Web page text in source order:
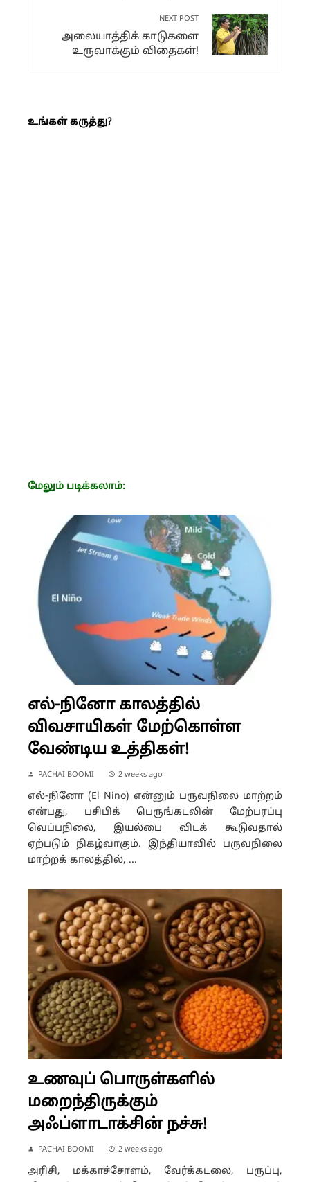
NEXT POST
அலையாத்திக் காடுகளை
உருவாக்கும் விதைகள்!
உங்கள் கருத்து?
மேலும் படிக்கலாம்:
எல்-நினோ காலத்தில்
விவசாயிகள் மேற்கொள்ள
வேண்டிய உத்திகள்!
PACHAI BOOMI 2 weeks ago
எல்-நினோ (El Nino) என்னும் பருவநிலை மாற்றம்
என்பது, பசிபிக் பெருங்கடலின் மேற்பரப்பு
வெப்பநிலை, இயல்பை விடக் கூடுவதால்
ஏற்படும் நிகழ்வாகும். இந்தியாவில் பருவநிலை
மாற்றக் காலத்தில், ...
உணவுப் பொருள்களில்
மறைந்திருக்கும்
அஃப்ளாடாக்சின் நச்சு!
PACHAI BOOMI 2 weeks ago
அரிசி, மக்காச்சோளம், வேர்க்கடலை, பருப்பு,